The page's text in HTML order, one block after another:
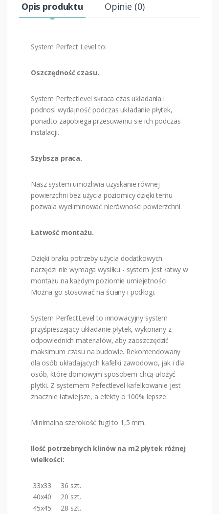
Opis produktu Opinie (0)
System Perfect Level to:
Oszczędność czasu.
System Perfectlevel skraca czas układania i
podnosi wydajność podczas układanie płytek,
ponadto zapobiega przesuwaniu sie ich podczas
instalacji.
Szybsza praca.
Nasz system umożliwia uzyskanie równej
powierzchni bez użycia poziomicy dzięki temu
pozwala wyeliminować nierówności powierzchni.
Łatwość montażu.
Dzięki braku potrzeby użycia dodatkowych
narzędzi nie wymaga wysiłku - system jest łatwy w
montażu na każdym poziomie umiejetności.
Można go stosować na ściany i podłogi.
System PerfectLevel to innowacyjny system
przyśpieszający układanie płytek, wykonany z
odpowiednich materiałów, aby zaoszczędzić
maksimum czasu na budowie. Rekomendowany
dla osób układających kafelki zawodowo, jak i dla
osób, które domowym sposobem chcą ułożyć
płytki. Z systemem Pefectlevel kafelkowanie jest
znacznie łatwiejsze, a efekty o 100% lepsze.
Minimalna szerokość fugi to 1,5 mm.
Ilość potrzebnych klinów na m2 płytek różnej
wielkości:
33x33 36 szt.
40x40 20 szt.
45x45 28 szt.